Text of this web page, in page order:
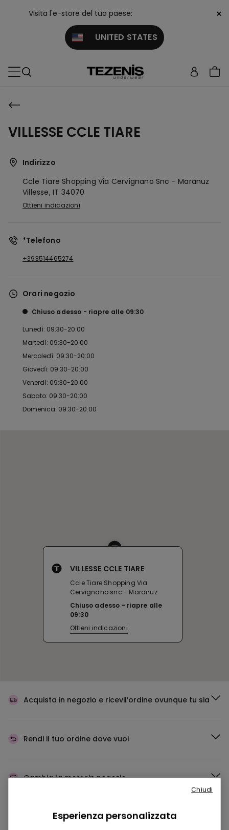
Visita l'e-store del tuo paese:
UNITED STATES
×
VILLESSE CCLE TIARE
Indirizzo
Ccle Tiare Shopping Via Cervignano Snc - Maranuz
Villesse, IT 34070
Ottieni indicazioni
*Telefono
+393514465274
Orari negozio
Chiuso adesso riapre alle 09:30
Lunedì: 09:30-20:00
Martedì: 09:30-20:00
Mercoledì: 09:30-20:00
Giovedì: 09:30-20:00
Venerdì: 09:30-20:00
Sabato: 09:30-20:00
Domenica: 09:30-20:00
VILLESSE CCLE TIARE
Ccle Tiare Shopping Via
Cervignano snc - Maranuz
Chiuso adesso
riapre alle
09:30
Ottieni indicazioni
Acquista in negozio e ricevil’ordine ovunque tu sia
Rendi il tuo ordine dove vuoi
Cambia la mercein negozio
Programma FedeltàTEZENIS TALENT
Esperienza personalizzata
Chiudi